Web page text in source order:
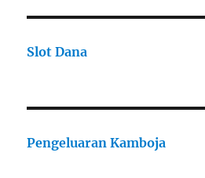
Slot Dana
Pengeluaran Kamboja